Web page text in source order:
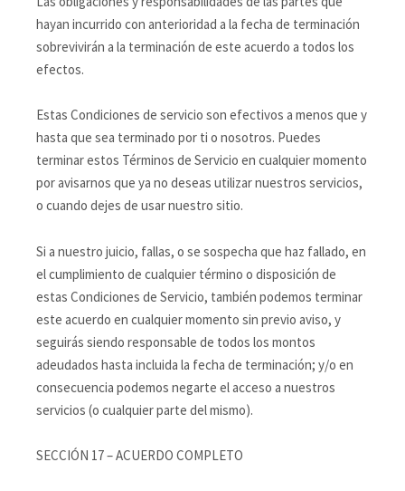
hayan incurrido con anterioridad a la fecha de terminación
sobrevivirán a la terminación de este acuerdo a todos los
efectos.
Estas Condiciones de servicio son efectivos a menos que y
hasta que sea terminado por ti o nosotros. Puedes
terminar estos Términos de Servicio en cualquier momento
por avisarnos que ya no deseas utilizar nuestros servicios,
o cuando dejes de usar nuestro sitio.
Si a nuestro juicio, fallas, o se sospecha que haz fallado, en
el cumplimiento de cualquier término o disposición de
estas Condiciones de Servicio, también podemos terminar
este acuerdo en cualquier momento sin previo aviso, y
seguirás siendo responsable de todos los montos
adeudados hasta incluida la fecha de terminación; y/o en
consecuencia podemos negarte el acceso a nuestros
servicios (o cualquier parte del mismo).
SECCIÓN 17 – ACUERDO COMPLETO